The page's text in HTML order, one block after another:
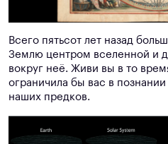
Всего пятьсот лет назад
Землю центром вселенной и
вокруг неё. Живи вы в то
ограничила бы вас в
наших предков.